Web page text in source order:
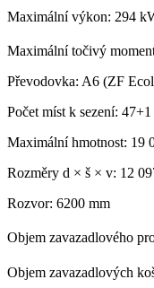
Maximální výkon: 294
Maximální točivý
Převodovka: A6 (ZF
Počet míst k sezení: 47+1
Maximální hmotnost: 19
Rozměry d × š × v: 12
Rozvor: 6200 mm
Objem zavazadlového
Objem zavazadlových